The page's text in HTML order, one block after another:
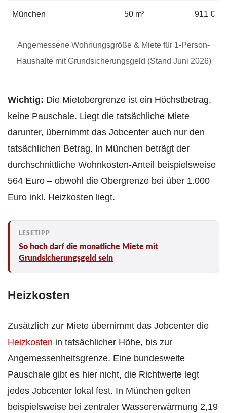
München 50 m² 911 €
Angemessene Wohnungsgröße & Miete für 1-Person-
Haushalte mit Grundsicherungsgeld (Stand Juni 2026)
Wichtig: Die Mietobergrenze ist ein Höchstbetrag,
keine Pauschale. Liegt die tatsächliche Miete
darunter, übernimmt das Jobcenter auch nur den
tatsächlichen Betrag. In München beträgt der
durchschnittliche Wohnkosten-Anteil beispielsweise
564 Euro – obwohl die Obergrenze bei über 1.000
Euro inkl. Heizkosten liegt.
So hoch darf die monatliche Miete mit
Grundsicherungsgeld sein
Heizkosten
Zusätzlich zur Miete übernimmt das Jobcenter die
Heizkosten in tatsächlicher Höhe, bis zur
Angemessenheitsgrenze. Eine bundesweite
Pauschale gibt es hier nicht, die Richtwerte legt
jedes Jobcenter lokal fest. In München gelten
beispielsweise bei zentraler Wassererwärmung 2,19